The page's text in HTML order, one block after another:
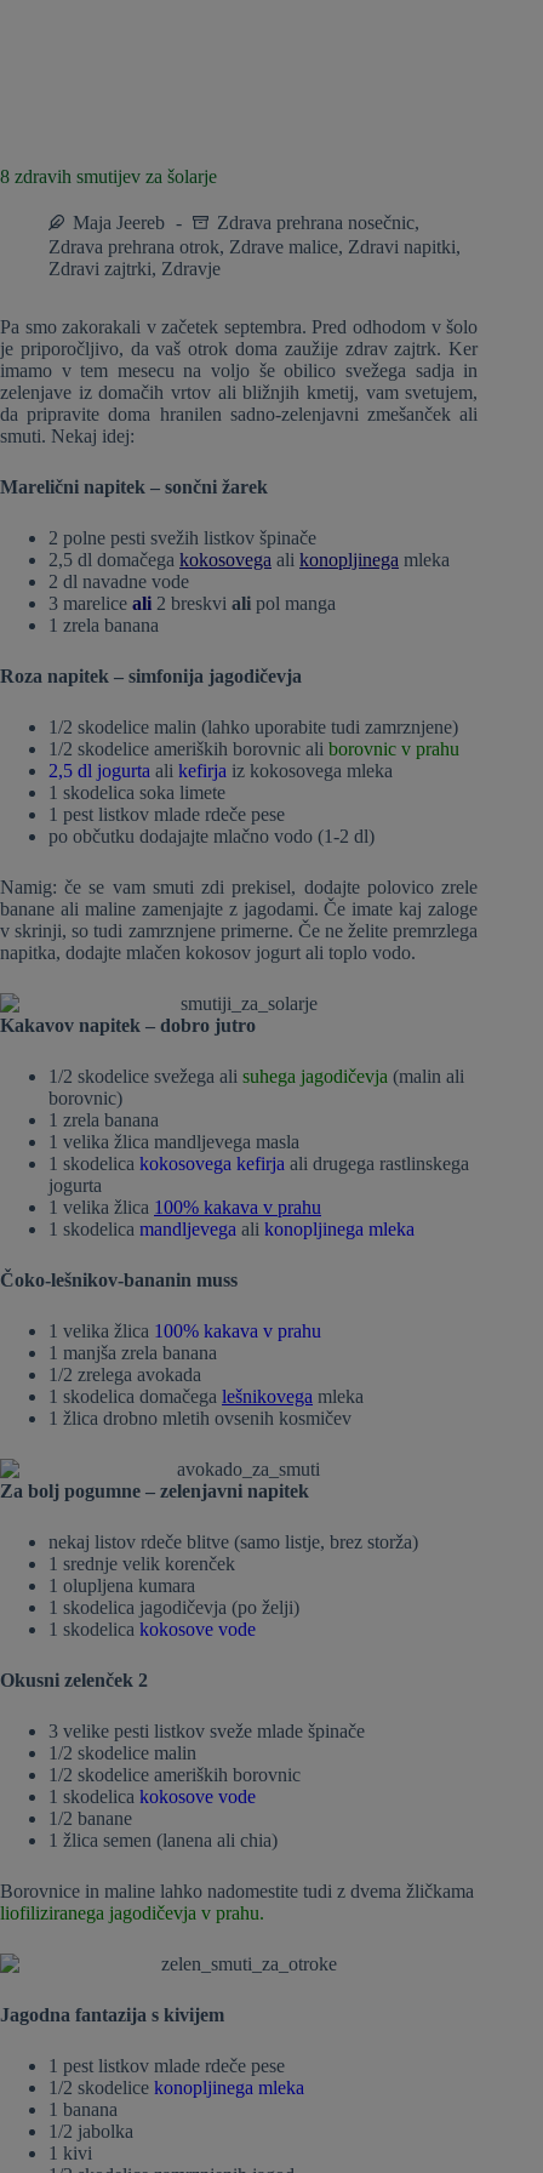
8 zdravih smutijev za šolarje
Maja Jeereb Zdrava prehrana nosečnic,
Zdrava prehrana otrok, Zdrave malice, Zdravi napitki,
Zdravi zajtrki, Zdravje
Pa smo zakorakali v začetek septembra. Pred odhodom v šolo
je priporočljivo, da vaš otrok doma zaužije zdrav zajtrk. Ker
imamo v tem mesecu na voljo še obilico svežega sadja in
zelenjave iz domačih vrtov ali bližnjih kmetij, vam svetujem,
da pripravite doma hranilen sadno-zelenjavni zmešanček ali
smuti. Nekaj idej:
Marelični napitek – sončni žarek
2 polne pesti svežih listkov špinače
2,5 dl domačega kokosovega ali konopljinega mleka
2 dl navadne vode
3 marelice ali 2 breskvi ali pol manga
1 zrela banana
Roza napitek – simfonija jagodičevja
1/2 skodelice malin (lahko uporabite tudi zamrznjene)
1/2 skodelice ameriških borovnic ali borovnic v prahu
2,5 dl jogurta ali kefirja iz kokosovega mleka
1 skodelica soka limete
1 pest listkov mlade rdeče pese
po občutku dodajajte mlačno vodo (1-2 dl)
Namig: če se vam smuti zdi prekisel, dodajte polovico zrele
banane ali maline zamenjajte z jagodami. Če imate kaj zaloge
v skrinji, so tudi zamrznjene primerne. Če ne želite premrzlega
napitka, dodajte mlačen kokosov jogurt ali toplo vodo.
Kakavov napitek – dobro jutro
1/2 skodelice svežega ali suhega jagodičevja (malin ali
borovnic)
1 zrela banana
1 velika žlica mandljevega masla
1 skodelica kokosovega kefirja ali drugega rastlinskega
jogurta
1 velika žlica 100% kakava v prahu
1 skodelica mandljevega ali konopljinega mleka
Čoko-lešnikov-bananin muss
1 velika žlica 100% kakava v prahu
1 manjša zrela banana
1/2 zrelega avokada
1 skodelica domačega lešnikovega mleka
1 žlica drobno mletih ovsenih kosmičev
Za bolj pogumne – zelenjavni napitek
nekaj listov rdeče blitve (samo listje, brez storža)
1 srednje velik korenček
1 olupljena kumara
1 skodelica jagodičevja (po želji)
1 skodelica kokosove vode
Okusni zelenček 2
3 velike pesti listkov sveže mlade špinače
1/2 skodelice malin
1/2 skodelice ameriških borovnic
1 skodelica kokosove vode
1/2 banane
1 žlica semen (lanena ali chia)
Borovnice in maline lahko nadomestite tudi z dvema žličkama
liofiliziranega jagodičevja v prahu.
Jagodna fantazija s kivijem
1 pest listkov mlade rdeče pese
1/2 skodelice konopljinega mleka
1 banana
1/2 jabolka
1 kivi